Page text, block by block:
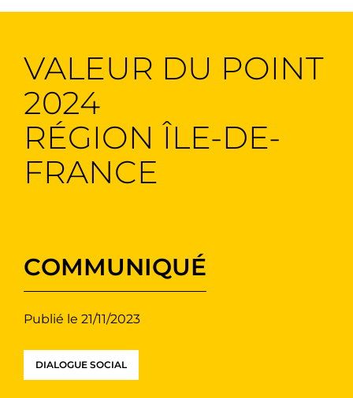
VALEUR DU POINT
2024
RÉGION ÎLE-DE-
FRANCE
COMMUNIQUÉ
Publié le 21/11/2023
DIALOGUE SOCIAL